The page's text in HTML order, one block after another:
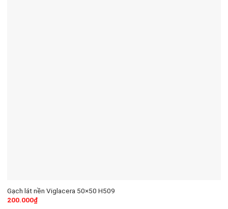
Gạch lát nền Viglacera 50×50 H509
200.000₫